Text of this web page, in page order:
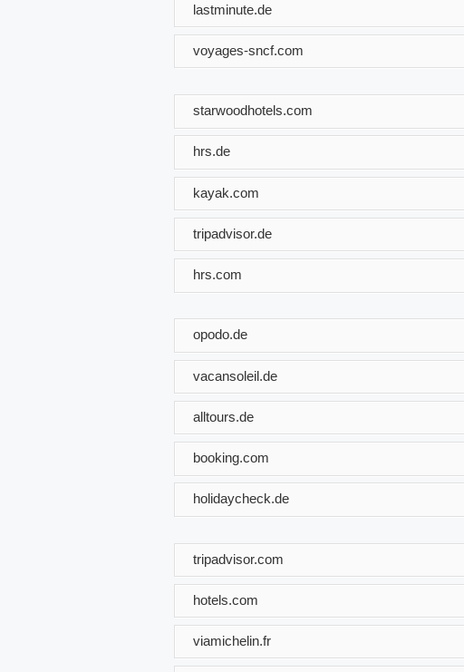
lastminute.de
voyages-sncf.com
starwoodhotels.com
hrs.de
kayak.com
tripadvisor.de
hrs.com
opodo.de
vacansoleil.de
alltours.de
booking.com
holidaycheck.de
tripadvisor.com
hotels.com
viamichelin.fr